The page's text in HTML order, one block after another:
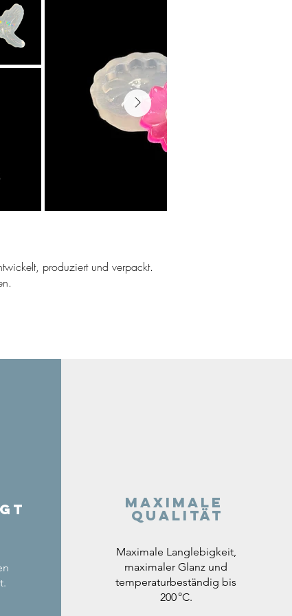
produziert und verpackt.
Maximale
Qualität
Maximale Langlebigkeit,
maximaler Glanz und
temperaturbeständig bis
200 °C.